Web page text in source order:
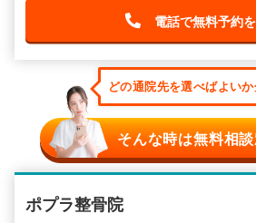
電話で無料予約
どの通院先を選べばよい
そんな時は無料相
ポプラ整骨院